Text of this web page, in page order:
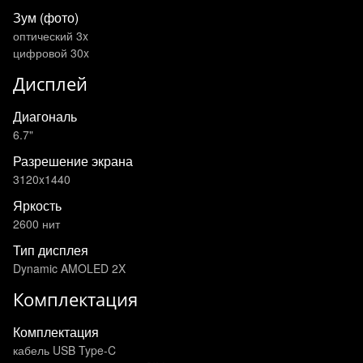
Зум (фото)
оптический 3x
цифровой 30x
Дисплей
Диагональ
6.7"
Разрешение экрана
3120x1440
Яркость
2600 нит
Тип дисплея
Dynamic AMOLED 2X
Комплектация
Комплектация
кабель USB Type-C